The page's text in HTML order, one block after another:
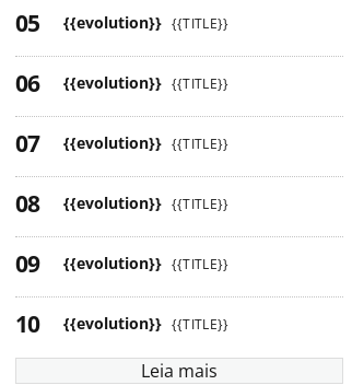
{{evolution}} {{TITLE}}
{{evolution}} {{TITLE}}
{{evolution}} {{TITLE}}
{{evolution}} {{TITLE}}
{{evolution}} {{TITLE}}
{{evolution}} {{TITLE}}
Leia mais